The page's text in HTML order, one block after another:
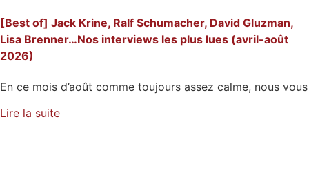
[Best of] Jack Krine, Ralf Schumacher, David Gluzman,
Lisa Brenner…Nos interviews les plus lues (avril-août
2026)
En ce mois d’août comme toujours assez calme, nous vous
Lire la suite